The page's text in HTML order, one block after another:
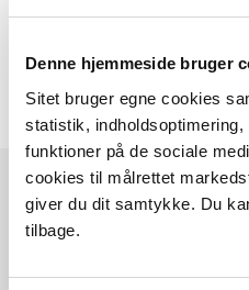
Denne hjemmeside bruger
Sitet bruger egne cookies
statistik,
funktioner på de sociale
cookies til målrettet
giver du dit samtykke. Du
tilbage.
Sådan kommer